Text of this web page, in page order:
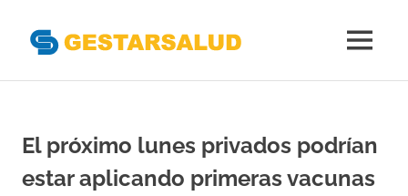
contenido
del
Aseguramiento
de
MENÚ
El próximo lunes privados podrían
estar aplicando primeras vacunas